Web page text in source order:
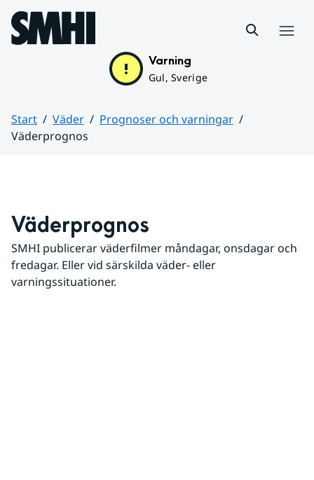
Hoppa till sidans innehåll
Varning
Gul, Sverige
Start Väder
Prognoser och varningar
Väderprognos
Väderprognos
SMHI publicerar väderfilmer måndagar, onsdagar och
fredagar. Eller vid särskilda väder- eller
varningssituationer.